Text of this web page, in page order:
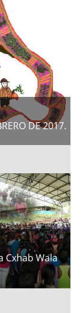
DE 2017.
Cxhab Wala